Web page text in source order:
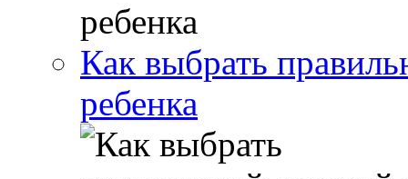
Как выбрать
ребенка